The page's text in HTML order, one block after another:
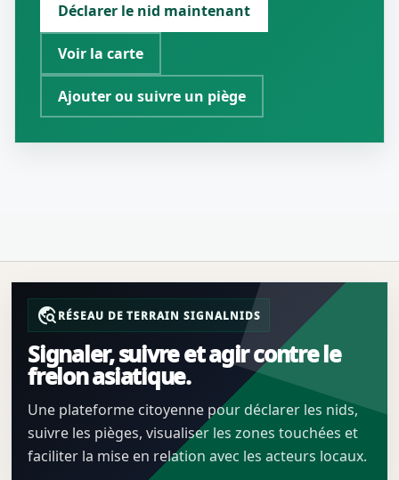
Déclarer le nid maintenant
Voir la carte
Ajouter ou suivre un piège
travel_exploreRÉSEAU DE TERRAIN SIGNALNIDS
Signaler, suivre et agir contre le
frelon asiatique.
Une plateforme citoyenne pour déclarer les nids,
suivre les pièges, visualiser les zones touchées et
faciliter la mise en relation avec les acteurs locaux.